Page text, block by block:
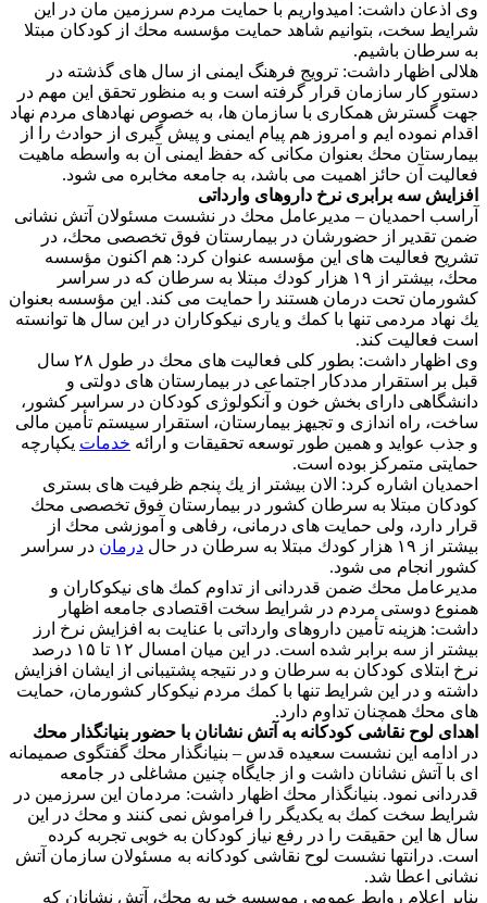
وی اذعان داشت: امیدواریم با حمایت مردم سرزمین مان در این
شرایط سخت، بتوانیم شاهد حمایت مؤسسه محك از كودكان مبتلا
به سرطان باشیم.
هلالی اظهار داشت: ترویج فرهنگ ایمنی از سال های گذشته در
دستور كار سازمان قرار گرفته است و به منظور تحقق این مهم در
جهت گسترش همكاری با سازمان ها، به خصوص نهادهای مردم نهاد
اقدام نموده ایم و امروز هم پیام ایمنی و پیش گیری از حوادث را از
بیمارستان محك بعنوان مكانی كه حفظ ایمنی آن به واسطه ماهیت
فعالیت آن حائز اهمیت می باشد، به جامعه مخابره می شود.
افزایش سه برابری نرخ داروهای وارداتی
آراسب احمدیان – مدیرعامل محك در نشست مسئولان آتش نشانی
ضمن تقدیر از حضورشان در بیمارستان فوق تخصصی محك، در
تشریح فعالیت های این مؤسسه عنوان كرد: هم اكنون مؤسسه
محك، بیشتر از ۱۹ هزار كودك مبتلا به سرطان كه در سراسر
كشورمان تحت درمان هستند را حمایت می كند. این مؤسسه بعنوان
یك نهاد مردمی تنها با كمك و یاری نیكوكاران در این سال ها توانسته
است فعالیت كند.
وی اظهار داشت: بطور كلی فعالیت های محك در طول ۲۸ سال
قبل بر استقرار مددكار اجتماعی در بیمارستان های دولتی و
دانشگاهی دارای بخش خون و آنكولوژی كودكان در سراسر كشور،
ساخت، راه اندازی و تجیهز بیمارستان، استقرار سیستم تأمین مالی
و جذب عواید و همین طور توسعه تحقیقات و ارائه خدمات یكپارچه
حمایتی متمركز بوده است.
احمدیان اشاره كرد: الان بیشتر از یك پنجم ظرفیت های بستری
كودكان مبتلا به سرطان كشور در بیمارستان فوق تخصصی محك
قرار دارد، ولی حمایت های درمانی، رفاهی و آموزشی محك از
بیشتر از ۱۹ هزار كودك مبتلا به سرطان در حال
درمان در سراسر
كشور انجام می شود.
مدیرعامل محك ضمن قدردانی از تداوم كمك های نیكوكاران و
همنوع دوستی مردم در شرایط سخت اقتصادی جامعه اظهار
داشت: هزینه تأمین داروهای وارداتی با عنایت به افزایش نرخ ارز
بیشتر از سه برابر شده است. در این میان امسال ۱۲ تا ۱۵ درصد
نرخ ابتلای كودكان به سرطان و در نتیجه پشتیبانی از ایشان افزایش
داشته و در این شرایط تنها با كمك مردم نیكوكار كشورمان، حمایت
های محك همچنان تداوم دارد.
اهدای لوح نقاشی كودكانه به آتش نشانان با حضور بنیانگذار محك
در ادامه این نشست سعیده قدس – بنیانگذار محك گفتگوی صمیمانه
ای با آتش نشانان داشت و از جایگاه چنین مشاغلی در جامعه
قدردانی نمود. بنیانگذار محك اظهار داشت: مردمان این سرزمین در
شرایط سخت كمك به یكدیگر را فراموش نمی كنند و محك در این
سال ها این حقیقت را در رفع نیاز كودكان به خوبی تجربه كرده
است. درانتها نشست لوح نقاشی كودكانه به مسئولان سازمان آتش
نشانی اعطا شد.
بنابر اعلام روابط عمومی موسسه خیریه محك، آتش نشانان كه